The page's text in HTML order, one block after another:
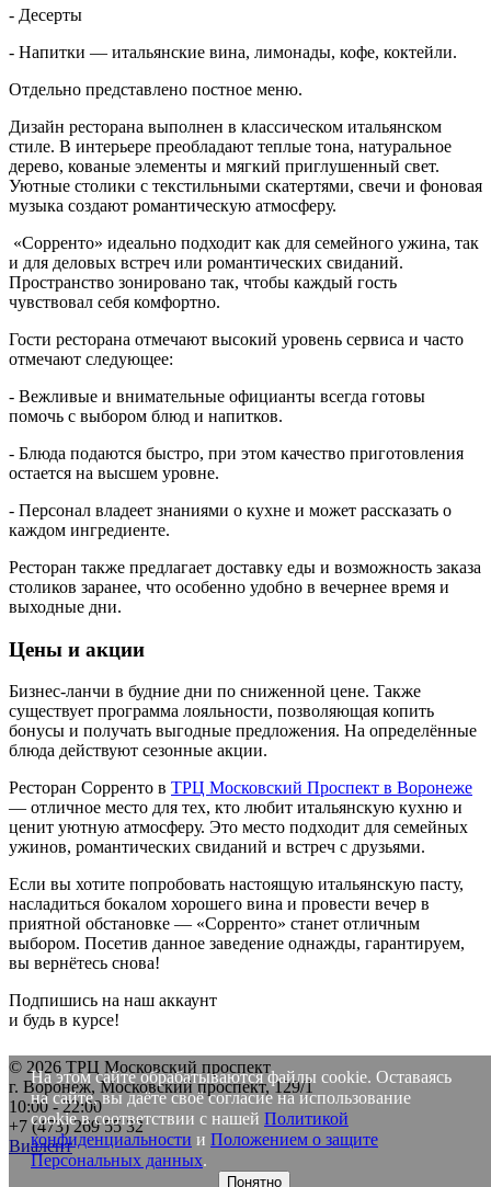
- Десерты
- Напитки — итальянские вина, лимонады, кофе, коктейли.
Отдельно представлено постное меню.
Дизайн ресторана выполнен в классическом итальянском
стиле. В интерьере преобладают теплые тона, натуральное
дерево, кованые элементы и мягкий приглушенный свет.
Уютные столики с текстильными скатертями, свечи и фоновая
музыка создают романтическую атмосферу.
«Сорренто» идеально подходит как для семейного ужина, так
и для деловых встреч или романтических свиданий.
Пространство зонировано так, чтобы каждый гость
чувствовал себя комфортно.
Гости ресторана отмечают высокий уровень сервиса и часто
отмечают следующее:
- Вежливые и внимательные официанты всегда готовы
помочь с выбором блюд и напитков.
- Блюда подаются быстро, при этом качество приготовления
остается на высшем уровне.
- Персонал владеет знаниями о кухне и может рассказать о
каждом ингредиенте.
Ресторан также предлагает доставку еды и возможность заказа
столиков заранее, что особенно удобно в вечернее время и
выходные дни.
Цены и акции
Бизнес-ланчи в будние дни по сниженной цене. Также
существует программа лояльности, позволяющая копить
бонусы и получать выгодные предложения. На определённые
блюда действуют сезонные акции.
Ресторан Сорренто в ТРЦ Московский Проспект в Воронеже
— отличное место для тех, кто любит итальянскую кухню и
ценит уютную атмосферу. Это место подходит для семейных
ужинов, романтических свиданий и встреч с друзьями.
Если вы хотите попробовать настоящую итальянскую пасту,
насладиться бокалом хорошего вина и провести вечер в
приятной обстановке — «Сорренто» станет отличным
выбором. Посетив данное заведение однажды, гарантируем,
вы вернётесь снова!
Подпишись на наш аккаунт
и будь в курсе!
© 2026 ТРЦ Московский проспект
г. Воронеж, Московский проспект, 129/1
10:00 - 22:00
+7 (473)269 55 32
Виалент
На этом сайте обрабатываются файлы cookie. Оставаясь
на сайте, вы даёте своё согласие на использование
cookie в соответствии с нашей Политикой
конфиденциальности и Положением о защите
Персональных данных.
Понятно